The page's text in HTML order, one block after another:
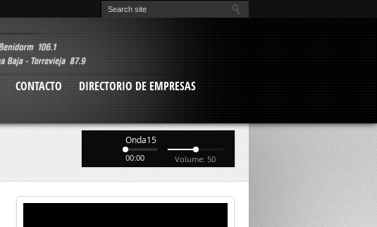
CONTACTO
DIRECTORIO DE EMPRESAS
Onda15
00:00 Volume: 50